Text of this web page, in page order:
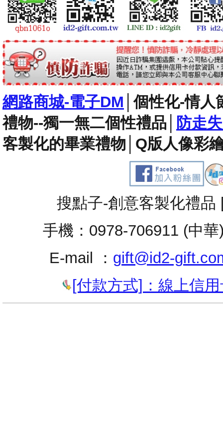
網路商城-電子DM │個性化-情人
禮物--獨一無二個性禮品
防走
客製化的畢業禮物 Q版人像彩
搜點子-創意客製化禮
手機：0978-706911 (中
E-mail ： gift@id2-
[付款方式]：線上信